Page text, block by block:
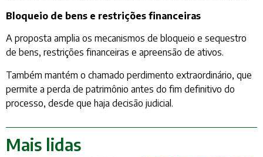
Bloqueio de bens e restrições financeiras
A proposta amplia os mecanismos de bloqueio e sequestro
de bens, restrições financeiras e apreensão de ativos.
Também mantém o chamado perdimento extraordinário, que
permite a perda de patrimônio antes do fim definitivo do
processo, desde que haja decisão judicial.
Mais lidas